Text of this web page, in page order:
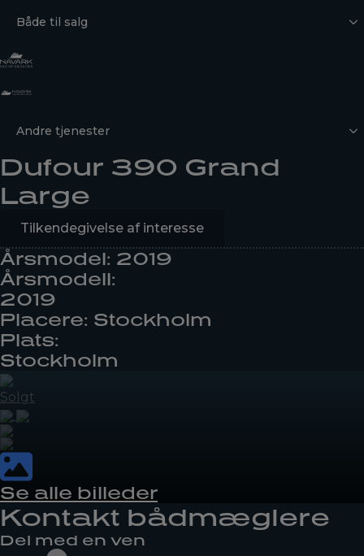
Både til salg
Andre tjenester
Dufour 390 Grand
Large
Tilkendegivelse af interesse
Årsmodel: 2019
Årsmodell:
2019
Placere: Stockholm
Plats:
Stockholm
Solgt
Se alle billeder
Kontakt bådmæglere
Del med en ven